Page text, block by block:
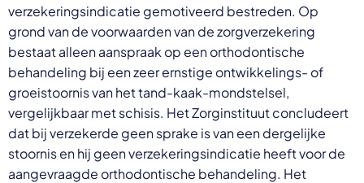
verzekeringsindicatie gemotiveerd bestreden. Op
grond van de voorwaarden van de zorgverzekering
bestaat alleen aanspraak op een orthodontische
behandeling bij een zeer ernstige ontwikkelings- of
groeistoornis van het tand-kaak-mondstelsel,
vergelijkbaar met schisis. Het Zorginstituut concludeert
dat bij verzekerde geen sprake is van een dergelijke
stoornis en hij geen verzekeringsindicatie heeft voor de
aangevraagde orthodontische behandeling. Het